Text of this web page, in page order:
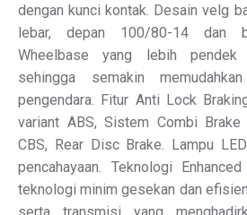
dengan kunci kontak. Desain velg
lebar, depan 100/80-14 dan
Wheelbase yang lebih pendek
sehingga semakin
pengendara. Fitur Anti Lock
variant ABS, Sistem Combi
CBS, Rear Disc Brake. Lampu
pencahayaan. Teknologi
teknologi minim gesekan dan
serta transmisi yang